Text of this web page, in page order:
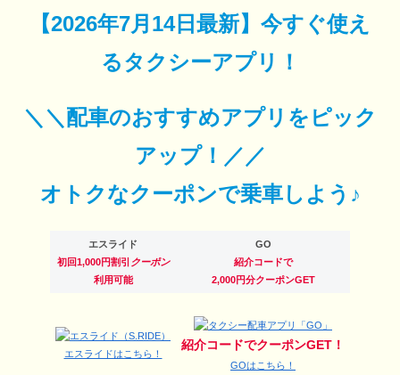
【2026年7月14日最新】 今すぐ使え
るタクシーアプリ！
＼＼配車のおすすめアプリをピック
アップ！／／
オトクなクーポンで乗車しよう♪
エスライド
初回1,000円割引 クーポン
利用可能
GO
紹介コードで
2,000円分クーポンGET
エスライドはこちら！
紹介コードでクーポンGET！
GOはこちら！